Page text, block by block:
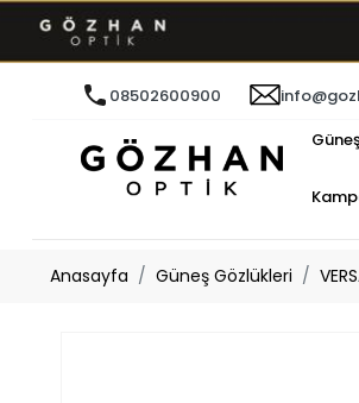
08502600900
Anasayfa Güneş Gözlükleri